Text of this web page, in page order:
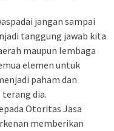
jangan sampai
tanggung jawab kita
maupun lembaga
elemen untuk
paham dan
dia.
Otoritas Jasa
memberikan